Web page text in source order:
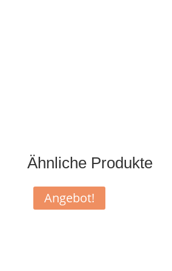
Ähnliche Produkte
Angebot!